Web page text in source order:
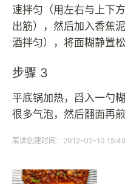
速拌匀（用左右与上下
出筋），然后加入香蕉
酒拌匀），将面糊静置
步骤 3
平底锅加热，舀入一勺
很多气泡，然后翻面再
菜谱创建时间：2012-02-10